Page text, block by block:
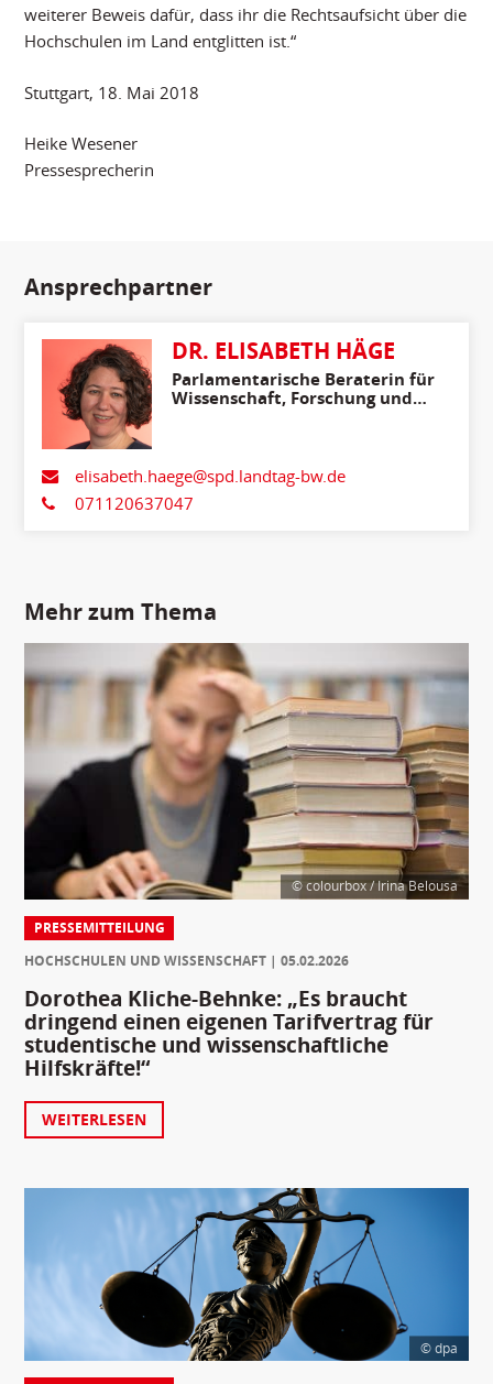
weiterer Beweis dafür, dass ihr die Rechtsaufsicht über die
Hochschulen im Land entglitten ist.“
Stuttgart, 18. Mai 2018
Heike Wesener
Pressesprecherin
Ansprechpartner
DR. ELISABETH HÄGE
Parlamentarische Beraterin für
Wissenschaft, Forschung und
elisabeth.haege@spd.landtag-bw.de
071120637047
Mehr zum Thema
© colourbox / Irina Belousa
PRESSEMITTEILUNG
HOCHSCHULEN UND WISSENSCHAFT
05.02.2026
Dorothea Kliche-Behnke: „Es braucht
dringend einen eigenen Tarifvertrag für
studentische und wissenschaftliche
Hilfskräfte!“
WEITERLESEN
© dpa